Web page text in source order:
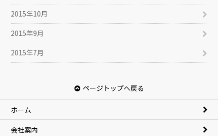
2015年10月
2015年9月
2015年7月
ページトップへ戻る
ホーム
会社案内